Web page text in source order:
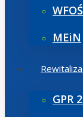
MEiN
GPR